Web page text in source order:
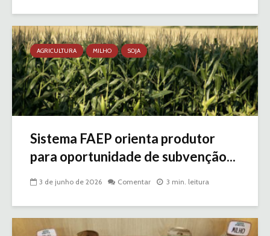
AGRICULTURA MILHO SOJA
Sistema FAEP orienta produtor
para oportunidade de subvenção...
3 de junho de 2026 Comentar 3 min. leitura